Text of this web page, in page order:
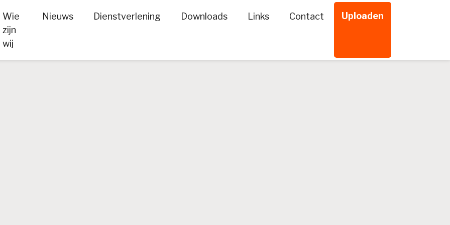
Wie
zijn
wij
Nieuws Dienstverlening Downloads Links Contact Uploaden